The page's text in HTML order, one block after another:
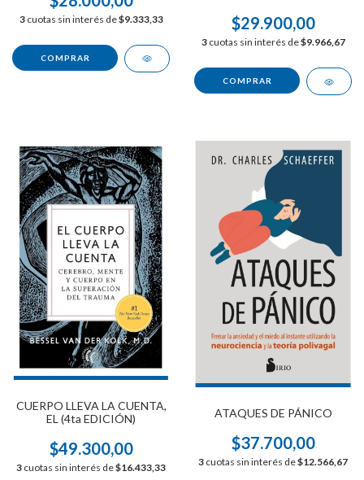
3 cuotas sin interés de$9.333,33 $29.900,00
3 cuotas sin interés de$9.966,67
CUERPO LLEVA LA CUENTA,
EL (4ta EDICIÓN)
$49.300,00
3 cuotas sin interés de$16.433,33
ATAQUES DE PÁNICO
$37.700,00
3 cuotas sin interés de$12.566,67